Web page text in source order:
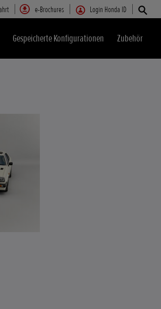
e-Brochures Login Honda ID
Gespeicherte Konfigurationen Zubehör